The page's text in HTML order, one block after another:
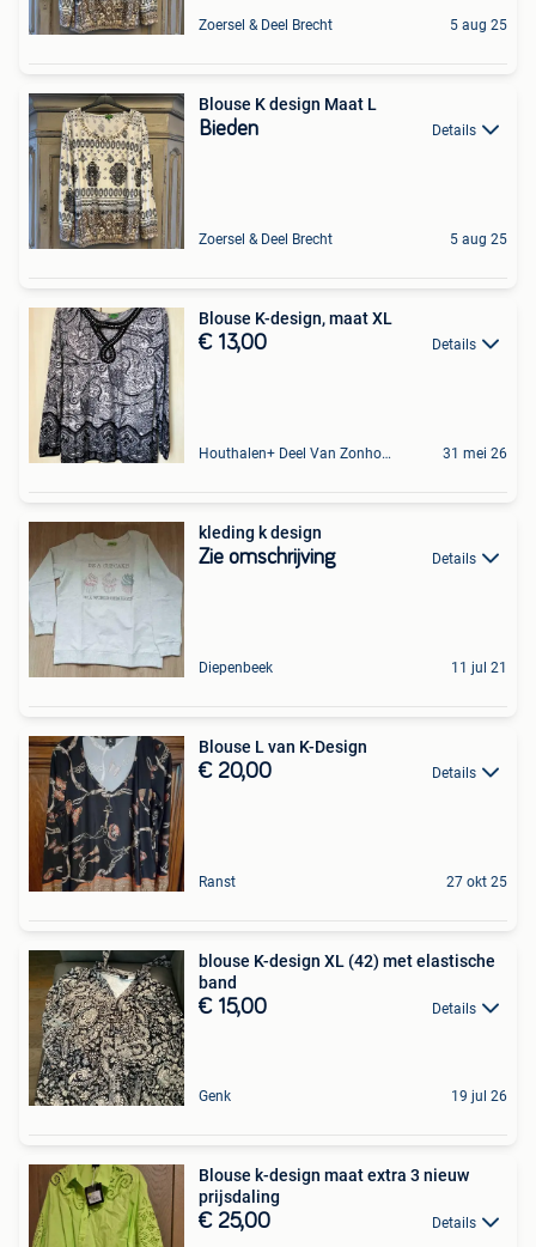
Zoersel & Deel Brecht 5 aug 25
Blouse K design Maat L
Bieden Details
Zoersel & Deel Brecht 5 aug 25
Blouse K-design, maat XL
€ 13,00 Details
Houthalen+ Deel Van Zonhoven En Zolder 31 mei 26
kleding k design
Zie omschrijving Details
Diepenbeek 11 jul 21
Blouse L van K-Design
€ 20,00 Details
Ranst 27 okt 25
blouse K-design XL (42) met elastische
band
€ 15,00 Details
Genk 19 jul 26
Blouse k-design maat extra 3 nieuw
prijsdaling
€ 25,00 Details